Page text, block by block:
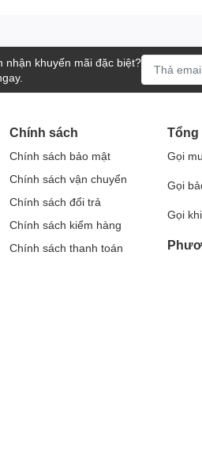
nhận khuyến mãi đặc biệt?
Chính sách
Chính sách bảo mật
Chính sách vận chuyển
Chính sách đổi trả
Chính sách kiểm hàng
Chính sách thanh toán
Tổng
Gọi
Gọi
Gọi